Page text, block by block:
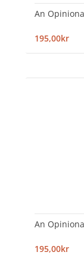
An
195,00kr
An
195,00kr